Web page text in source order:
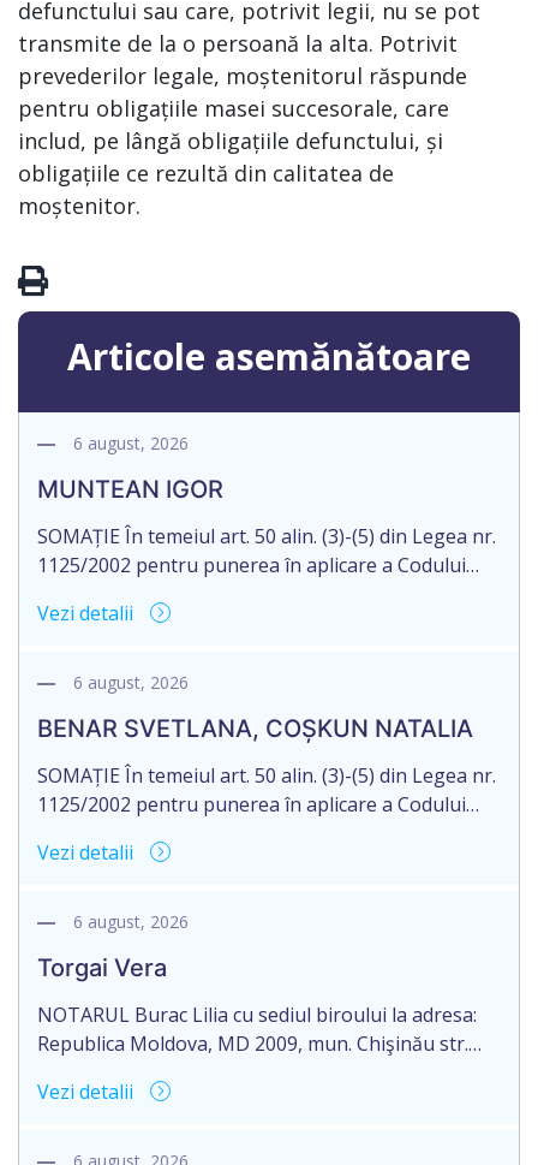
defunctului sau care, potrivit legii, nu se pot
transmite de la o persoană la alta. Potrivit
prevederilor legale, moștenitorul răspunde
pentru obligațiile masei succesorale, care
includ, pe lângă obligațiile defunctului, și
obligațiile ce rezultă din calitatea de
moștenitor.
Articole asemănătoare
6 august, 2026
MUNTEAN IGOR
SOMAȚIE În temeiul art. 50 alin. (3)-(5) din Legea nr.
1125/2002 pentru punerea în aplicare a Codului
sediul biroului în mun. Chişinău, str. Academiei, nr.
născut la 30.10.1977, reședința obișnuită a căruia
succesorale după […]
Vezi detalii
6 august, 2026
BENAR SVETLANA, COȘKUN NATALIA
SOMAȚIE În temeiul art. 50 alin. (3)-(5) din Legea nr.
1125/2002 pentru punerea în aplicare a Codului
sediul biroului în mun. Chişinău, str. Academiei, nr.
născută la 04.12.1973 și COȘKUN NATALIA, născută
[…]
Vezi detalii
6 august, 2026
Torgai Vera
NOTARUL Burac Lilia cu sediul biroului la adresa:
Republica Moldova, MD 2009, mun. Chişinău str.
despre deschiderea procedurii succesorale în urma
1959, IDNP 2001040203219, decedat/ă la 31 mai
Vezi detalii